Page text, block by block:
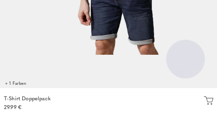
+ 1 Farben
T-Shirt Doppelpack
29.99 €